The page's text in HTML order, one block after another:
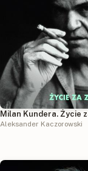
Milan Kundera. Życie
Aleksander Kaczorowski